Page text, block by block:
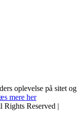
oplevelse på sitet og
mere her
Reserved |